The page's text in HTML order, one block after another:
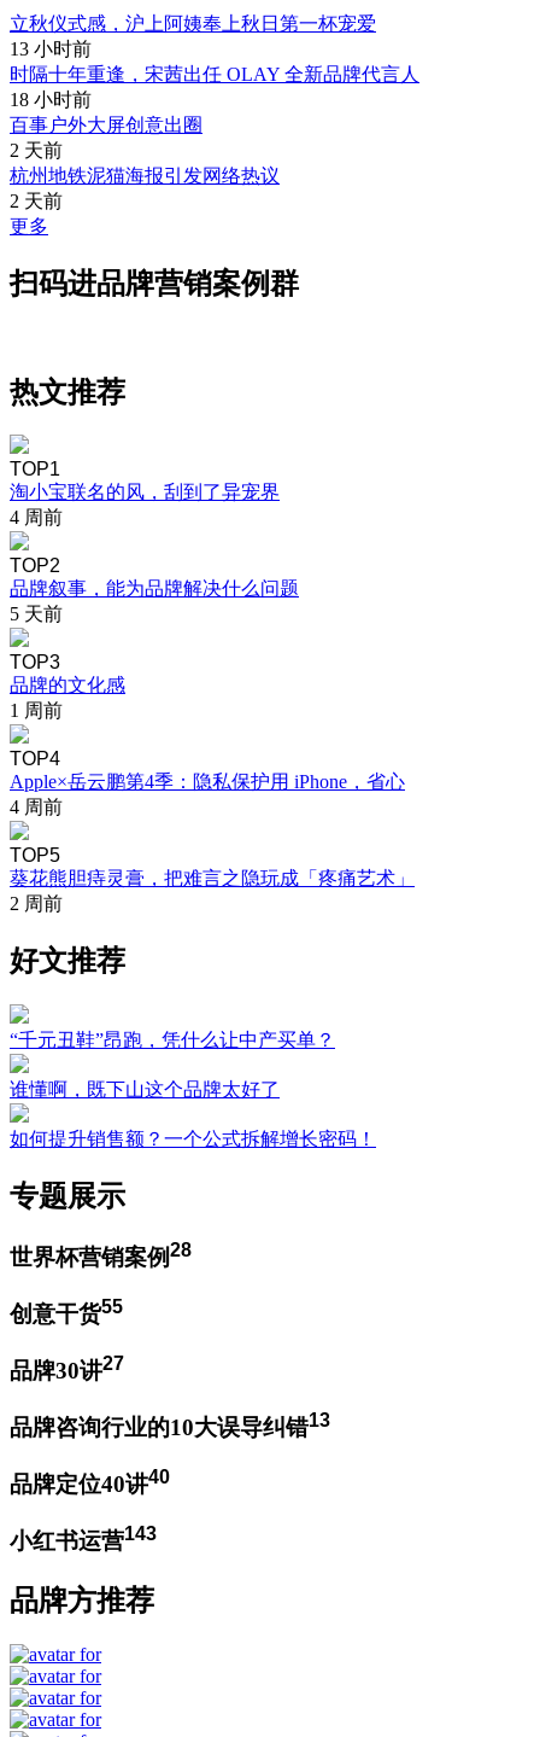
立秋仪式感，沪上阿姨奉上秋日第一杯宠爱
13 小时前
时隔十年重逢，宋茜出任 OLAY 全新品牌代言人
18 小时前
百事户外大屏创意出圈
2 天前
杭州地铁泥猫海报引发网络热议
2 天前
更多
扫码进品牌营销案例群
热文推荐
TOP1
淘小宝联名的风，刮到了异宠界
4 周前
TOP2
品牌叙事，能为品牌解决什么问题
5 天前
TOP3
品牌的文化感
1 周前
TOP4
Apple×岳云鹏第4季：隐私保护用 iPhone，省心
4 周前
TOP5
葵花熊胆痔灵膏，把难言之隐玩成「疼痛艺术」
2 周前
好文推荐
“千元丑鞋”昂跑，凭什么让中产买单？
谁懂啊，既下山这个品牌太好了
如何提升销售额？一个公式拆解增长密码！
专题展示
世界杯营销案例28
创意干货55
品牌30讲27
品牌咨询行业的10大误导纠错13
品牌定位40讲40
小红书运营143
品牌方推荐